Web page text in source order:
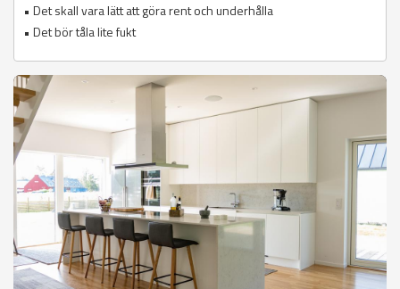
• Det skall vara lätt att göra rent och underhålla
• Det bör tåla lite fukt